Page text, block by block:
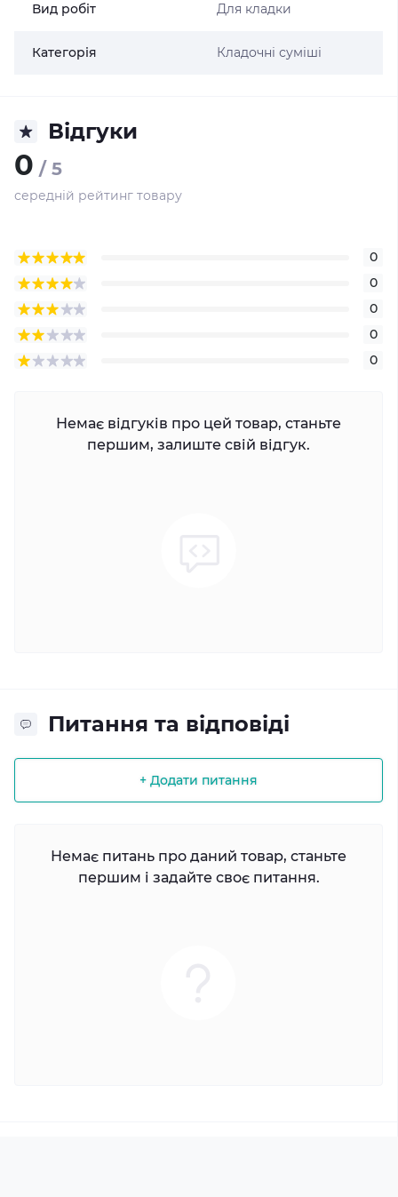
Вид робіт Для кладки
Категорія Кладочні суміші
Відгуки
0 / 5
середній рейтинг товару
0
0
0
0
0
Немає відгуків про цей товар, станьте
першим, залиште свій відгук.
Питання та відповіді
+ Додати питання
Немає питань про даний товар, станьте
першим і задайте своє питання.